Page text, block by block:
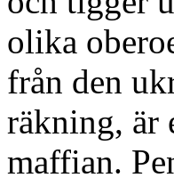
olika
från den
räkning, är
maffian.